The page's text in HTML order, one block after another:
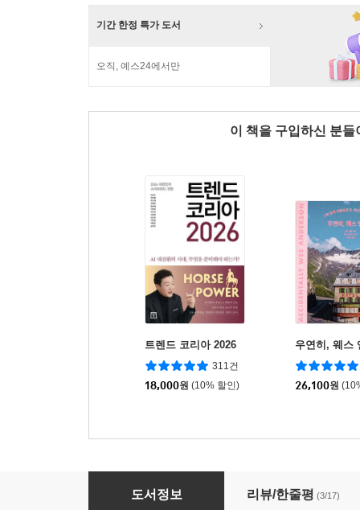
기간 한정 특가 도서
오직, 예스24에서만
이 책을 구입하신 분
트렌드 코리아 2026
311건
18,000원 (10% 할인)
우연히, 웨스
26,100원
스즈메의 문단속 미술화집
도서정보 리뷰/한줄평 (3/17)